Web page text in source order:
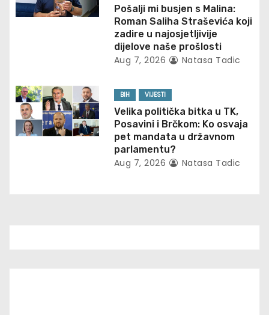
t
n
Pošalji mi busjen s Malina:
Roman Saliha Straševića koji
zadire u najosjetljivije
dijelove naše prošlosti
Aug 7, 2026 Natasa Tadic
BIH VIJESTI
Velika politička bitka u TK,
Posavini i Brčkom: Ko osvaja
pet mandata u državnom
parlamentu?
Aug 7, 2026 Natasa Tadic